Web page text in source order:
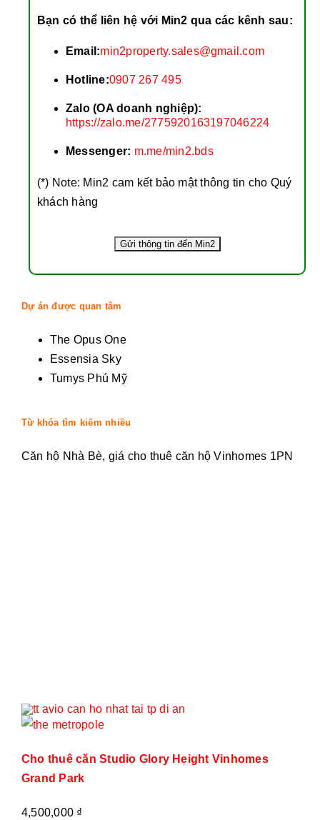
Bạn có thể liên hệ với Min2 qua các kênh sau:
Email:min2property.sales@gmail.com
Hotline:0907 267 495
Zalo (OA doanh nghiệp):
https://zalo.me/2775920163197046224
Messenger: m.me/min2.bds
(*) Note: Min2 cam kết bảo mật thông tin cho Quý
khách hàng
Dự án được quan tâm
The Opus One
Essensia Sky
Tumys Phú Mỹ
Từ khóa tìm kiếm nhiều
Căn hộ Nhà Bè, giá cho thuê căn hộ Vinhomes 1PN
Cho thuê căn Studio Glory Height Vinhomes
Grand Park
4,500,000 ₫